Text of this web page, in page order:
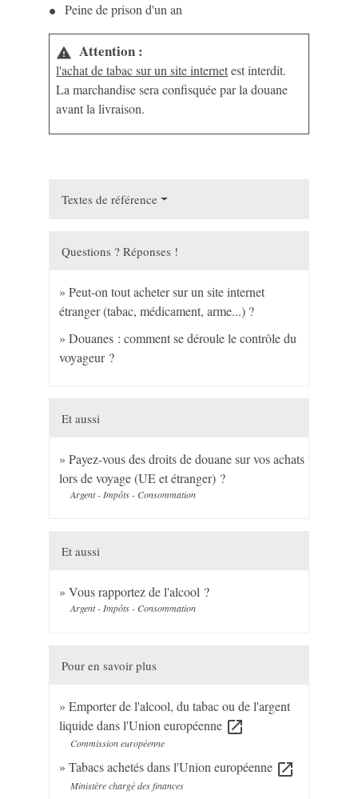
Peine de prison d'un an
warning Attention :
l'achat de tabac sur un site internetest interdit.
La marchandise sera confisquée par la douane
avant la livraison.
Textes de référence
Questions ? Réponses !
Peut-on tout acheter sur un site internet
étranger (tabac, médicament, arme...) ?
Douanes : comment se déroule le contrôle du
voyageur ?
Et aussi
Payez-vous des droits de douane sur vos achats
lors de voyage (UE et étranger) ?
Argent - Impôts - Consommation
Et aussi
Vous rapportez de l'alcool ?
Argent - Impôts - Consommation
Pour en savoir plus
Emporter de l'alcool, du tabac ou de l'argent
liquide dans l'Union européenne open_in_new
Commission européenne
Tabacs achetés dans l'Union européenne open_in_new
Ministère chargé des finances